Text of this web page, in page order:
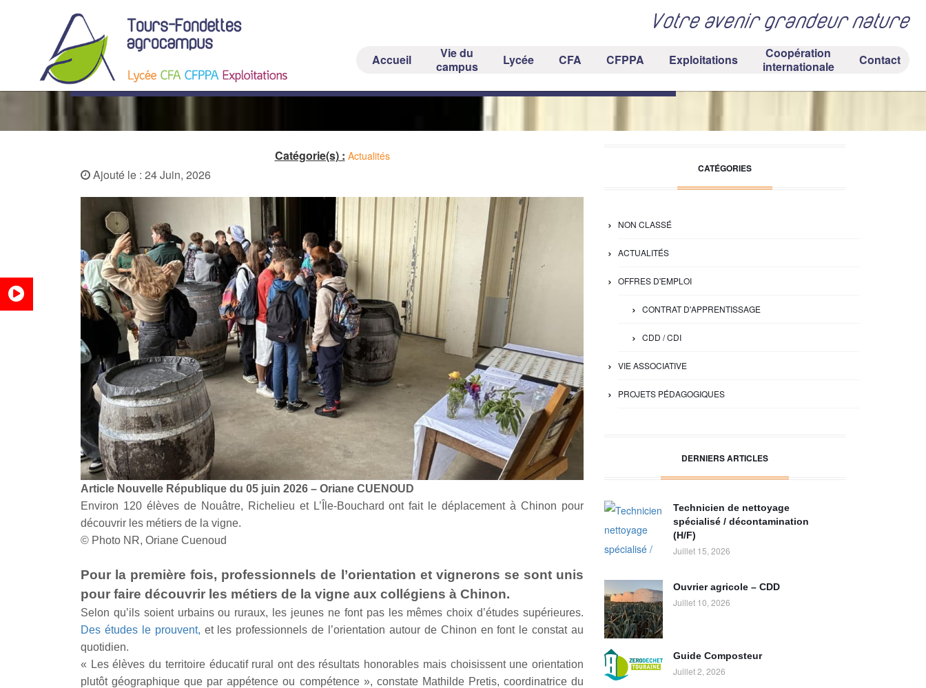
Votre avenir grandeur nature
Accueil
Vie du
campus
Lycée CFA CFPPA Exploitations
Coopération
internationale
Contact
Des collégiens emmenés à la découverte des métiers du vin à Chinon
Catégorie(s) : Actualités
Ajouté le : 24 Juin, 2026
Article Nouvelle République du 05 juin 2026 – Oriane CUENOUD
Environ 120 élèves de Nouâtre, Richelieu et L’Île-Bouchard ont fait le déplacement à Chinon pour
découvrir les métiers de la vigne.
© Photo NR, Oriane Cuenoud
Pour la première fois, professionnels de l’orientation et vignerons se sont unis
pour faire découvrir les métiers de la vigne aux collégiens à Chinon.
Selon qu’ils soient urbains ou ruraux, les jeunes ne font pas les mêmes choix d’études supérieures.
Des études le prouvent, et les professionnels de l’orientation autour de Chinon en font le constat au
quotidien.
« Les élèves du territoire éducatif rural ont des résultats honorables mais choisissent une orientation
plutôt géographique que par appétence ou compétence », constate Mathilde Pretis, coordinatrice du
CATÉGORIES
NON CLASSÉ
ACTUALITÉS
OFFRES D'EMPLOI
CONTRAT D'APPRENTISSAGE
CDD / CDI
VIE ASSOCIATIVE
PROJETS PÉDAGOGIQUES
DERNIERS ARTICLES
Technicien de nettoyage
spécialisé / décontamination
(H/F)
Juillet 15, 2026
Ouvrier agricole – CDD
Juillet 10, 2026
Guide Composteur
Juillet 2, 2026